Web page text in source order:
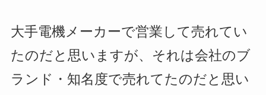
大手電機メーカーで営業して売れてい
たのだと思いますが、それは会社のブ
ランド・知名度で売れてたのだと思い